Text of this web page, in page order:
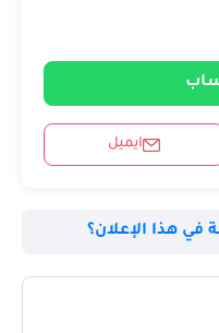
ايميل
هذا الإعلان؟